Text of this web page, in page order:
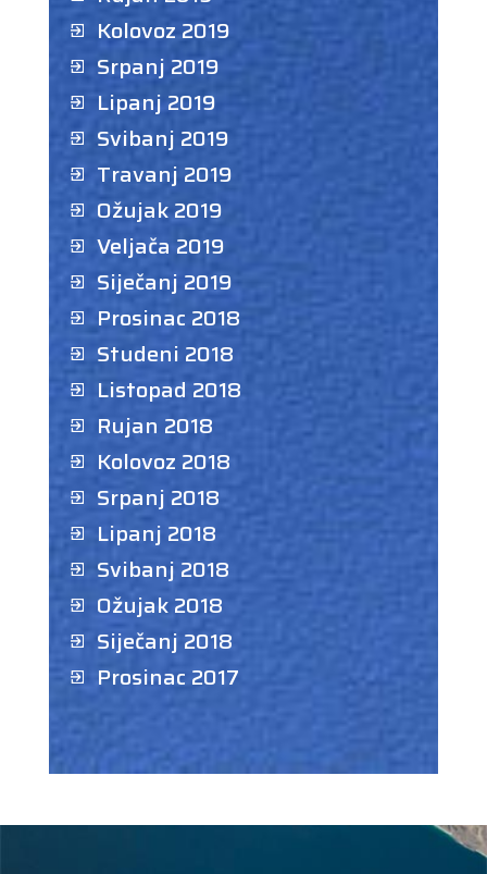
Kolovoz 2019
Srpanj 2019
Lipanj 2019
Svibanj 2019
Travanj 2019
Ožujak 2019
Veljača 2019
Siječanj 2019
Prosinac 2018
Studeni 2018
Listopad 2018
Rujan 2018
Kolovoz 2018
Srpanj 2018
Lipanj 2018
Svibanj 2018
Ožujak 2018
Siječanj 2018
Prosinac 2017